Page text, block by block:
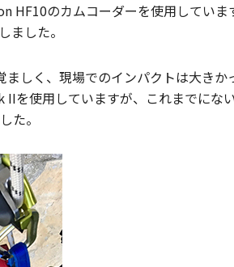
HF10のカムコーダーを使用してい
した。
しく、現場でのインパクトは大きか
を使用していますが、これまでにな
た。